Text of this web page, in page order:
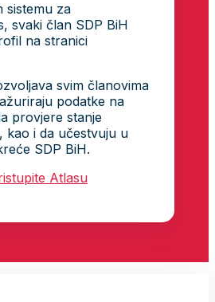
sistemu za
svaki član SDP BiH
na stranici
svim članovima
podatke na
provjere stanje
kao i da učestvuju u
SDP BiH.
Atlasu